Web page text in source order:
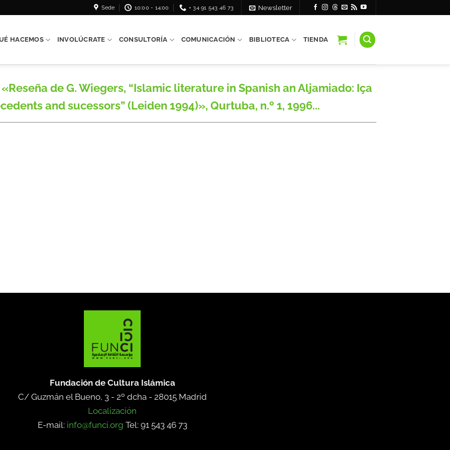
Sede 10:00 - 14:00 + 34 91 543 46 73 Newsletter
HACEMOS INVOLÚCRATE CONSULTORÍA COMUNICACIÓN BIBLIOTECA TIENDA
«Reseña de G. Wiegers, “Islamic literature in Spanish an Aljamiado: Iça
and sucessors” (Leiden 1994)», Qurtuba, n.º 1, 1996...
Fundación de Cultura Islámica
C/ Guzmán el Bueno, 3 - 2º dcha - 28015 Madrid
Localización
E-mail: info@funci.org Tel: 91 543 46 73